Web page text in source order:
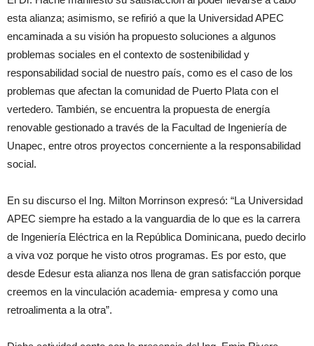
esta alianza; asimismo, se refirió a que la Universidad APEC
encaminada a su visión ha propuesto soluciones a algunos
problemas sociales en el contexto de sostenibilidad y
responsabilidad social de nuestro país, como es el caso de los
problemas que afectan la comunidad de Puerto Plata con el
vertedero. También, se encuentra la propuesta de energía
renovable gestionado a través de la Facultad de Ingeniería de
Unapec, entre otros proyectos concerniente a la responsabilidad
social.
En su discurso el Ing. Milton Morrinson expresó: “La Universidad
APEC siempre ha estado a la vanguardia de lo que es la carrera
de Ingeniería Eléctrica en la República Dominicana, puedo decirlo
a viva voz porque he visto otros programas. Es por esto, que
desde Edesur esta alianza nos llena de gran satisfacción porque
creemos en la vinculación academia- empresa y como una
retroalimenta a la otra”.